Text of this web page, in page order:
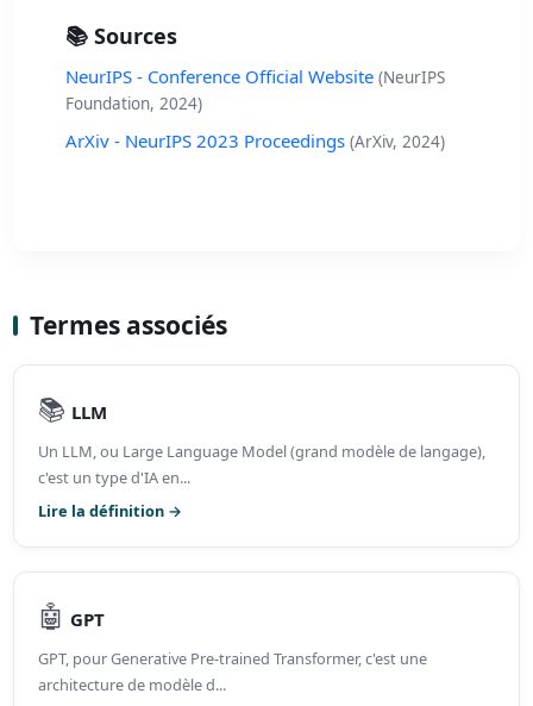
📚 Sources
NeurIPS - Conference Official Website (NeurIPS
Foundation, 2024)
ArXiv - NeurIPS 2023 Proceedings (ArXiv, 2024)
Termes associés
📚 LLM
Un LLM, ou Large Language Model (grand modèle de langage),
c'est un type d'IA en...
Lire la définition →
🤖 GPT
GPT, pour Generative Pre-trained Transformer, c'est une
architecture de modèle d...